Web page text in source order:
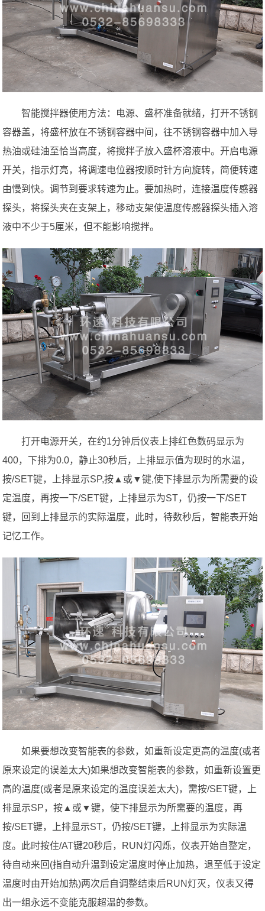
智能搅拌器使用方法：电源、盛杯准备就绪，打开不锈钢
容器盖，将盛杯放在不锈钢容器中间，往不锈钢容器中加入导
热油或硅油至恰当高度，将搅拌子放入盛杯溶液中。开启电源
开关，指示灯亮，将调速电位器按顺时针方向旋转，简便转速
由慢到快。调节到要求转速为止。要加热时，连接温度传感器
探头，将探头夹在支架上，移动支架使温度传感器探头插入溶
液中不少于5厘米，但不能影响搅拌。
打开电源开关，在约1分钟后仪表上排红色数码显示为
400，下排为0.0，静止30秒后，上排显示值为现时的水温，
按/SET键，上排显示SP,按▲或▼键,使下排显示为所需要的设
定温度，再按一下/SET键，上排显示为ST，仍按一下/SET
键，回到上排显示的实际温度，此时，待数秒后，智能表开始
记忆工作。
如果要想改变智能表的参数，如重新设定更高的温度(或者
原来设定的误差太大)如果想改变智能表的参数，如重新设置更
高的温度(或者是原来设定的温度误差太大)，需按/SET键，上
排显示SP，按▲或▼键，使下排显示为所需要的温度，再
按/SET键，上排显示ST，仍按/SET键，上排显示为实际温
度。此时按住/AT键20秒后，RUN灯闪烁，仪表开始自整定，
待自动来回(指自动升温到设定温度时停止加热，退至低于设定
温度时由开始加热)两次后自调整结束后RUN灯灭，仪表又得
出一组永远不变能克服超温的参数。